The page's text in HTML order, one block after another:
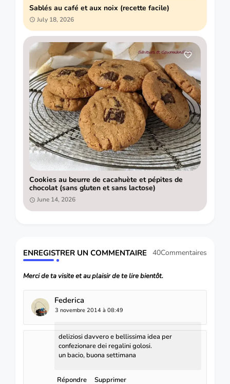
Sablés au café et aux noix (recette facile)
July 18, 2026
Cookies au beurre de cacahuète et pépites de
chocolat (sans gluten et sans lactose)
June 14, 2026
ENREGISTRER UN COMMENTAIRE 40Commentaires
Merci de ta visite et au plaisir de te lire bientôt.
Federica
3 novembre 2014 à 08:49
deliziosi davvero e bellissima idea per
confezionare dei regalini golosi.
un bacio, buona settimana
Répondre Supprimer